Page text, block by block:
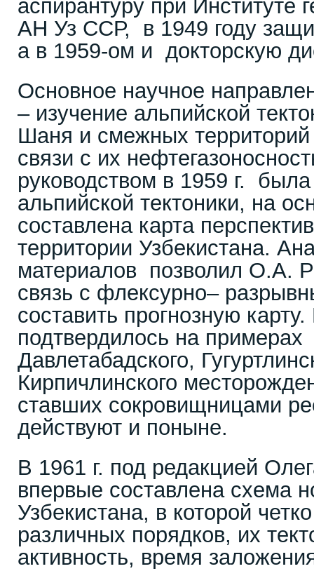
аспирантуру при Институте
АН Уз ССР, в 1949 году
а в 1959-ом и докторскую
Основное научное
– изучение альпийской
Шаня и смежных территорий
связи с их
руководством в 1959 г.
альпийской тектоники, на
составлена карта
территории Узбекистана.
материалов позволил О.А.
связь с флексурно–
составить прогнозную
подтвердилось на
Давлетабадского,
Кирпичлинского
ставших сокровищницами
действуют и поныне.
В 1961 г. под редакцией
впервые составлена схема
Узбекистана, в которой
различных порядков, их
активность, время